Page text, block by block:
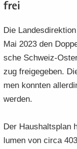
e
­
d
e
a
­
v
a
­
n
t
­
o
n
e
­
d
e
a
­
v
a
a
t
i
­
frei
Die
Mai 2023 den
sche Schweiz-​
zug frei­ge­ge­ben.
men konn­ten
wer­den.
Der Haus­halts­plan
lu­men von circa
­
a
­
t
o
n